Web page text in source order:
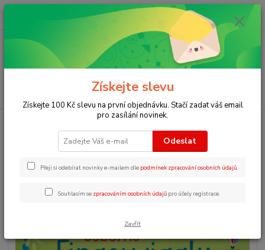
Menu
ks
0 Kč
Dotykové knihy pro děti v angličtině
Baby very first Fingerwiggly
Monkeys
Získejte slevu
Získejte 100 Kč slevu na první objednávku. Stačí zadat váš email
pro zasílání novinek.
Odeslat
Přeji si odebírat novinky e-mailem dle podmínek zpracování osobních údajů.
Souhlasím se zpracováním osobních údajů pro účely registrace.
Zavřít